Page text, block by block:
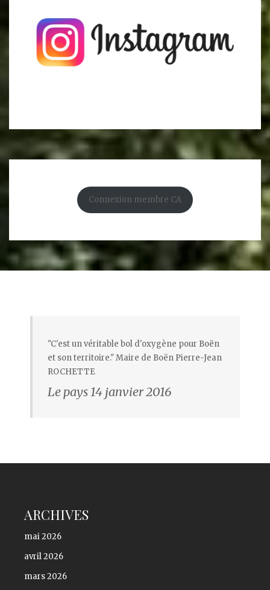
Connexion membre CA
"C'est un véritable bol d'oxygène pour Boën
et son territoire." Maire de Boën Pierre-Jean
ROCHETTE
Le pays 14 janvier 2016
ARCHIVES
mai 2026
avril 2026
mars 2026